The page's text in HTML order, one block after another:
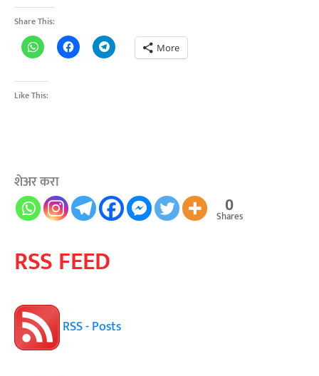
Share This:
More
Like This:
शेअर करा
0
Shares
RSS FEED
RSS - Posts